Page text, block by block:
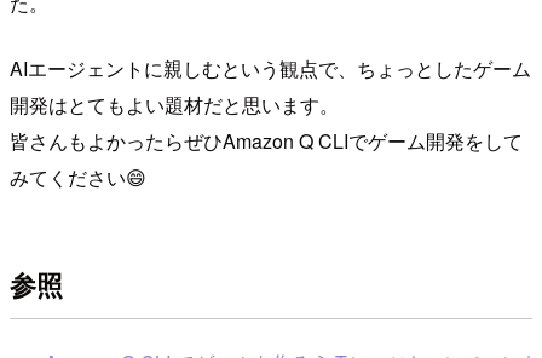
AIエージェントに親しむという観点で、ちょっとしたゲーム
開発はとてもよい題材だと思います。
皆さんもよかったらぜひAmazon Q CLIでゲーム開発をして
みてください😄
参照